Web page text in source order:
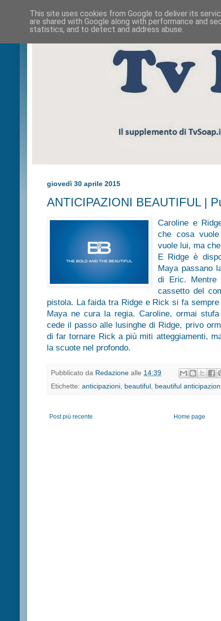
giovedì 30 aprile 2015
ANTICIPAZIONI BEAUTIFUL |
Caroline e
che cosa
vuole lui, ma
E Ridge è
Maya passano
di Eric. Mentre
cassetto del
pistola. La faida tra Ridge e Rick si fa
Maya ne cura la regia. Caroline, ormai
cede il passo alle lusinghe di Ridge, privo
di far tornare Rick a più miti atteggiamenti,
la scuote nel profondo.
Pubblicato da Redazione alle 14:39
Etichette: anticipazioni beautiful beautiful
Post più recente Home page
This site uses cookies from Google to deliver its
are shared with Google along with performance and
statistics, and to detect and address abuse.